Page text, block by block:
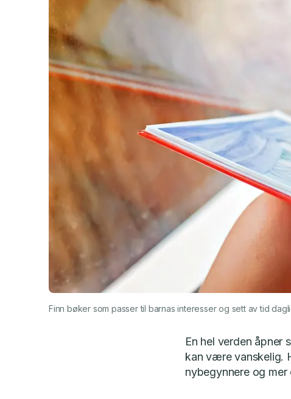
Finn bøker som passer til barnas interesser og sett av tid
En hel verden åpner
kan være vanskelig.
nybegynnere og mer